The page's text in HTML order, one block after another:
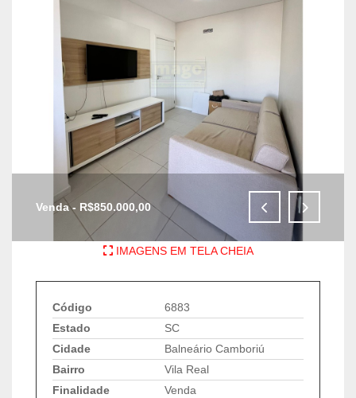
Venda - R$850.000,00
IMAGENS EM TELA CHEIA
Código
6883
Estado
SC
Cidade
Balneário Camboriú
Bairro
Vila Real
Finalidade
Venda